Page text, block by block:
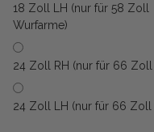
18 Zoll LH (nur für 58 Zoll
Wurfarme)
24 Zoll RH (nur für 66 Zoll
24 Zoll LH (nur für 66 Zoll